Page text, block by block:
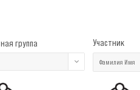
группа Участник